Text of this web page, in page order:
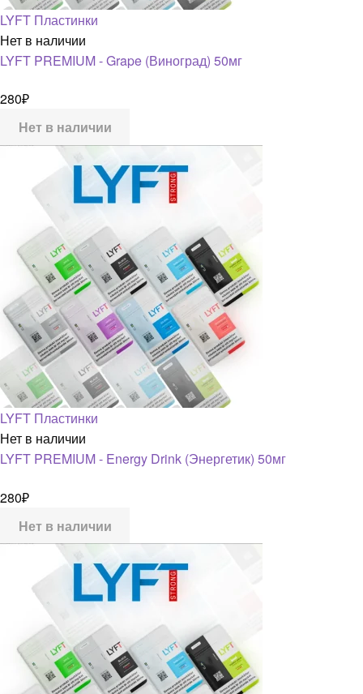
LYFT Пластинки
Нет в наличии
LYFT PREMIUM - Grape (Виноград) 50мг
280₽
Нет в наличии
LYFT Пластинки
Нет в наличии
LYFT PREMIUM - Energy Drink (Энергетик) 50мг
280₽
Нет в наличии